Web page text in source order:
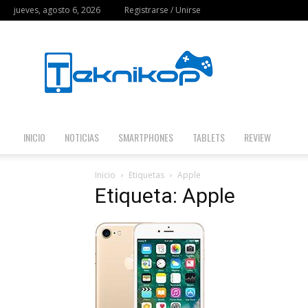
jueves, agosto 6, 2026 Registrarse / Unirse
INICIO NOTICIAS SMARTPHONES TABLETS REVIEW
Inicio Etiquetas Apple
Etiqueta: Apple